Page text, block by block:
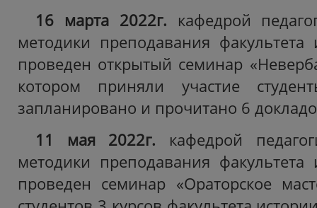
16 марта 2022г. кафедрой
методики преподавания
проведен открытый семинар
котором приняли участие
запланировано и прочитано 6
11 мая 2022г. кафедрой
методики преподавания
проведен семинар «Ораторское